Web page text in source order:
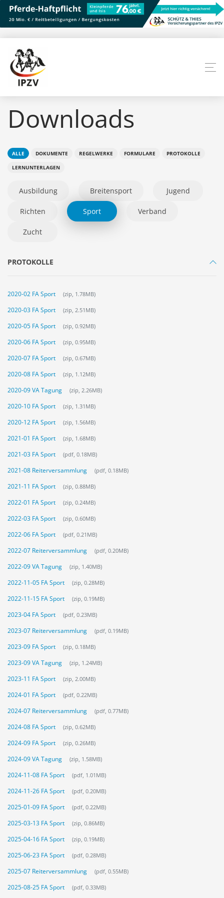
Downloads
ALLE DOKUMENTE REGELWERKE FORMULARE
PROTOKOLLE
LERNUNTERLAGEN
Ausbildung Breitensport Jugend
Richten Sport Verband
Zucht
PROTOKOLLE
2020-02 FA Sport (zip, 1.78MB)
2020-03 FA Sport (zip, 2.51MB)
2020-05 FA Sport (zip, 0.92MB)
2020-06 FA Sport (zip, 0.95MB)
2020-07 FA Sport (zip, 0.67MB)
2020-08 FA Sport (zip, 1.12MB)
2020-09 VA Tagung (zip, 2.26MB)
2020-10 FA Sport (zip, 1.31MB)
2020-12 FA Sport (zip, 1.56MB)
2021-01 FA Sport (zip, 1.68MB)
2021-03 FA Sport (pdf, 0.18MB)
2021-08 Reiterversammlung (pdf, 0.18MB)
2021-11 FA Sport (zip, 0.88MB)
2022-01 FA Sport (zip, 0.24MB)
2022-03 FA Sport (zip, 0.60MB)
2022-06 FA Sport (pdf, 0.21MB)
2022-07 Reiterversammlung (pdf, 0.20MB)
2022-09 VA Tagung (zip, 1.40MB)
2022-11-05 FA Sport (zip, 0.28MB)
2022-11-15 FA Sport (zip, 0.19MB)
2023-04 FA Sport (pdf, 0.23MB)
2023-07 Reiterversammlung (pdf, 0.19MB)
2023-09 FA Sport (zip, 0.18MB)
2023-09 VA Tagung (zip, 1.24MB)
2023-11 FA Sport (zip, 2.00MB)
2024-01 FA Sport (pdf, 0.22MB)
2024-07 Reiterversammlung (pdf, 0.77MB)
2024-08 FA Sport (zip, 0.62MB)
2024-09 FA Sport (zip, 0.26MB)
2024-09 VA Tagung (zip, 1.58MB)
2024-11-08 FA Sport (pdf, 1.01MB)
2024-11-26 FA Sport (pdf, 0.20MB)
2025-01-09 FA Sport (pdf, 0.22MB)
2025-03-13 FA Sport (zip, 0.86MB)
2025-04-16 FA Sport (zip, 0.19MB)
2025-06-23 FA Sport (pdf, 0.28MB)
2025-07 Reiterversammlung (pdf, 0.55MB)
2025-08-25 FA Sport (pdf, 0.33MB)